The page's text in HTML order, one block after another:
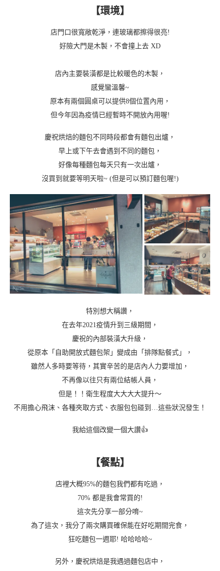
【環境】
店門口很寬敞乾淨，連玻璃都擦得很亮!
好險大門是木製，不會撞上去 XD
店內主要裝潢都是比較暖色的木製，
感覺蠻溫馨~
原本有兩個圓桌可以提供8個位置內用，
但今年因為疫情已經暫時不開放內用喔!
慶祝烘焙的麵包不同時段都會有麵包出爐，
早上或下午去會遇到不同的麵包，
好像每種麵包每天只有一次出爐，
沒買到就要等明天啦~ (但是可以預訂麵包喔!)
特別想大稱讚，
在去年2021疫情升到三級期間，
慶祝的內部裝潢大升級，
從原本「自助開放式麵包架」變成由「排隊點餐式」，
雖然人多時要等待，其實辛苦的是店內人力要增加，
不再像以往只有兩位結帳人員，
但是！！衛生程度大大大大提升～
不用擔心飛沫、各種夾取方式、衣服包包碰到…這些狀況發生！
我給這個改變一個大讚👍
【餐點】
店裡大概95%的麵包我們都有吃過，
70% 都是我會常買的!
這次先分享一部分唷~
為了這次，我分了兩次購買確保能在好吃期間完食，
狂吃麵包一週耶! 哈哈哈哈~
另外，慶祝烘焙是我遇過麵包店中，